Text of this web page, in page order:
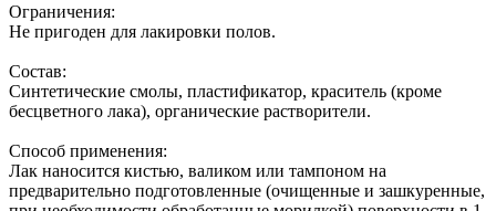
Ограничения:
Не пригоден для лакировки полов.
Состав:
Синтетические смолы, пластификатор, краситель (кроме
бесцветного лака), органические растворители.
Способ применения:
Лак наносится кистью, валиком или тампоном на
предварительно подготовленные (очищенные и зашкуренные,